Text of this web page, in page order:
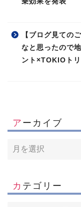
【ブログ見ての
なと思ったので
ント×TOKIOト
アーカイブ
カテゴリー